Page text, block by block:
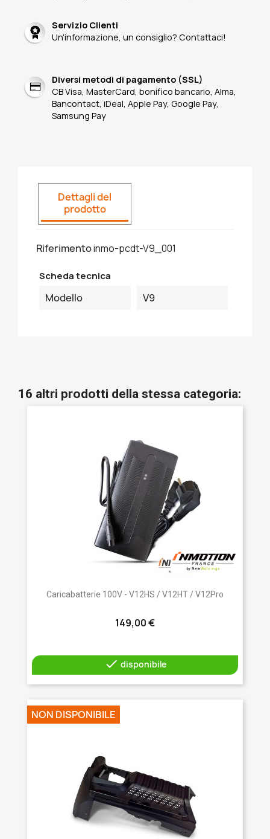
Servizio Clienti
Un'informazione, un consiglio? Contattaci!
Diversi metodi di pagamento (SSL)
CB Visa, MasterCard, bonifico bancario, Alma,
Bancontact, iDeal, Apple Pay, Google Pay,
Samsung Pay
Dettagli del
prodotto
Riferimentoinmo-pcdt-V9_001
Scheda tecnica
Modello V9
16 altri prodotti della stessa categoria:
Caricabatterie 100V - V12HS / V12HT / V12Pro
149,00 €
 disponibile
NON DISPONIBILE